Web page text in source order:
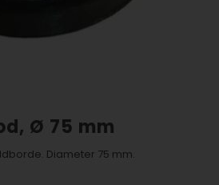
Ø 75 mm
Diameter 75 mm.